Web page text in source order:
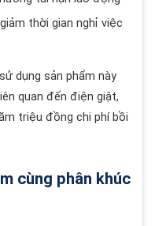
thời gian nghỉ việc
dụng sản phẩm này
quan đến điện giật,
triệu đồng chi phí bồi
cùng phân khúc